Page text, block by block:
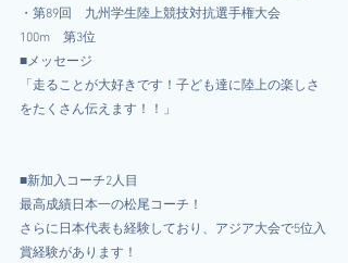
・第89回　九州学生陸上競技対抗選手権大会
100m　第3位
■メッセージ
「走ることが大好きです！子ども達に陸上の楽しさ
をたくさん伝えます！！」
■新加入コーチ2人目
最高成績日本一の松尾コーチ！
さらに日本代表も経験しており、アジア大会で5位入
賞経験があります！